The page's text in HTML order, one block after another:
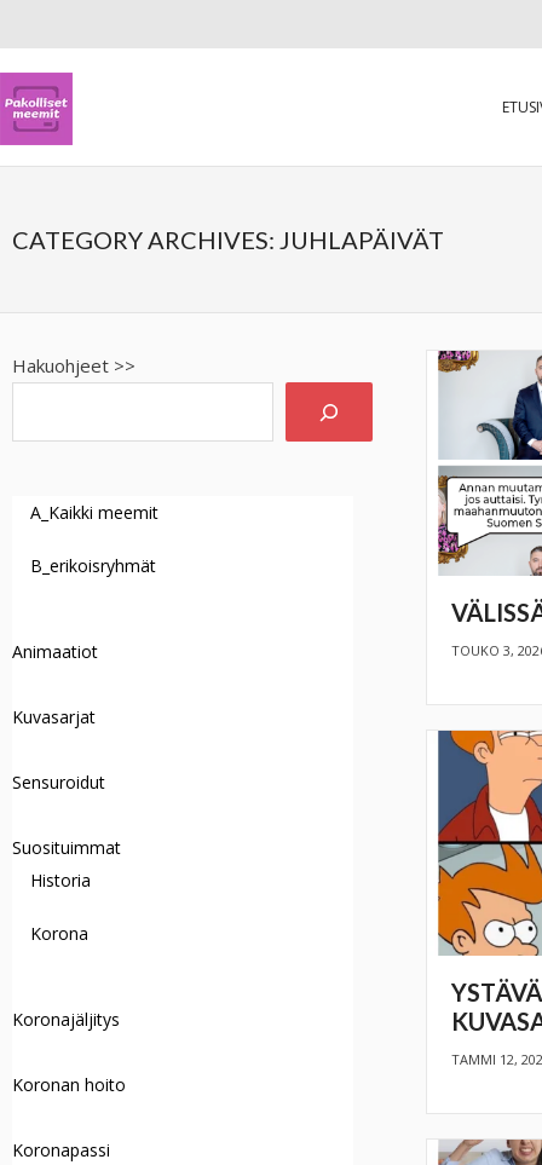
CATEGORY ARCHIVES: JUHLAPÄIVÄT
TOUKO 3,
TAMMI 12,
Hakuohjeet >>
A_Kaikki meemit
B_erikoisryhmät
Animaatiot
Kuvasarjat
Sensuroidut
Suosituimmat
Historia
Korona
Koronajäljitys
Koronan hoito
Koronapassi